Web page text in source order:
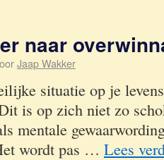
naar
Jaap Wakker
situatie op je
is op zich niet zo
mentale
wordt pas … Lees